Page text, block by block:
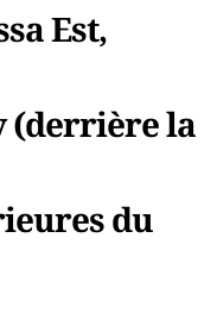
Est,
(derrière la
du